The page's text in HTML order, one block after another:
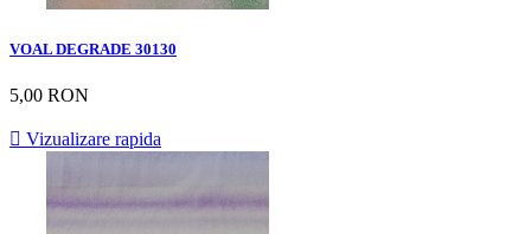
VOAL DEGRADE 30130
5,00 RON
 Vizualizare rapida